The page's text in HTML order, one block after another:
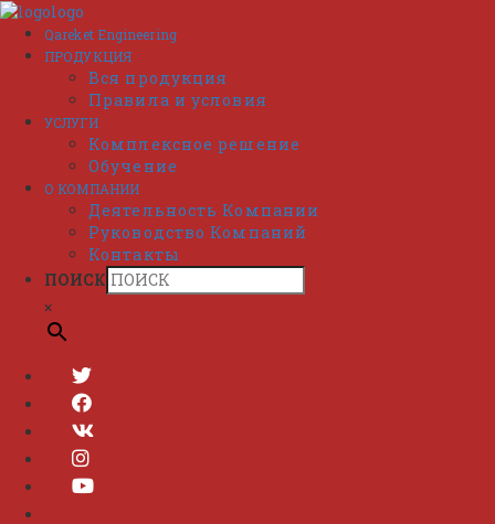
Перейти
содержимому
Qareket Engineering
ПРОДУКЦИЯ
Вся продукция
Правила и условия
УСЛУГИ
Комплексное решение
Обучение
О КОМПАНИИ
Деятельность Компании
Руководство Компаний
Контакты
ПОИСК
×